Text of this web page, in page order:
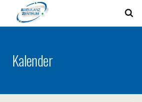
Kalender